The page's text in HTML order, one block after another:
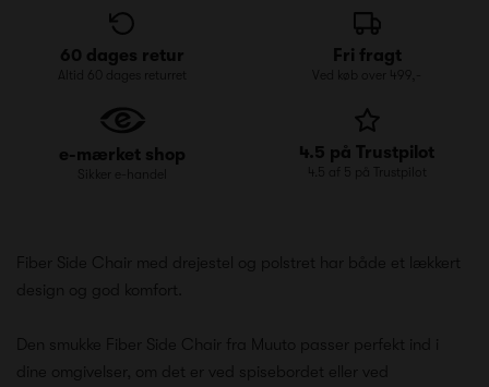
60 dages retur
Altid 60 dages returret
Fri fragt
Ved køb over 499,-
e-mærket shop
Sikker e-handel
4.5 på Trustpilot
4.5 af 5 på Trustpilot
Fiber Side Chair med drejestel og polstret har både et lækkert
design og god komfort.
Den smukke Fiber Side Chair fra Muuto passer perfekt ind i
dine omgivelser, om det er ved spisebordet eller ved